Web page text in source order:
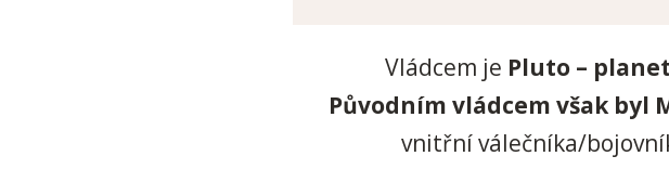
Vládcem je Pluto –
Původním vládcem však byl
vnitřní válečníka/